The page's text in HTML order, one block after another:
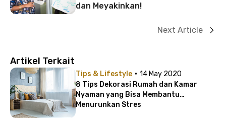
dan Meyakinkan!
Next Article
Artikel Terkait
Tips & Lifestyle · 14 May 2020
8 Tips Dekorasi Rumah dan Kamar
Nyaman yang Bisa Membantu
Menurunkan Stres